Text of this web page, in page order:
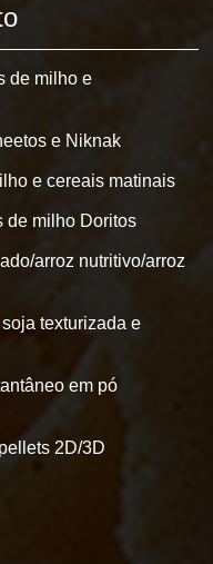
de milho e
e Niknak
e cereais matinais
de milho Doritos
arroz nutritivo/arroz
texturizada e
em pó
2D/3D